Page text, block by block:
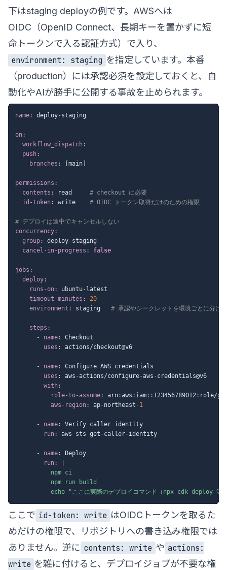
下はstaging deployの例です。AWSへは
OIDC（OpenID Connect、長期キーを置かずに短
命トークンで入る認証方式）で入り、
environment: staging を指定しています。本番
（production）には承認必須を設定しておくと、自
動化やAIが勝手に公開する事故を止められます。
name: deploy-staging
on:
workflow_dispatch:
push:
branches : main
permissions :
contents : read # checkout に必要
id-token: write # OIDC トークン取得だけのための権限
# デプロイは途中でキャンセルしない
concurrency:
group: deploy-staging
cancel-in-progress : false
jobs :
deploy:
runs-on: ubuntu- latest
timeout-minutes :
20
environment : staging # 承認やシークレットを環境ごとに分ける
steps :
-
name:
Checkout
uses : actions/checkout@v6
- name:
Configure AWS credentials
uses : aws -actions/configure-aws -credentials@v6
with:
role-to-assume: arn:aws : iam: : 123456789012: role/
aws-region: ap-northeast -1
- name:
Verify caller identity
run: aws sts get -caller-identity
- name:
Deploy
run:
          npm ci
          npm run build
echo "ここに実際のデプロイコマンド（npx cdk deploy 等
ここで id-token: write はOIDCトークンを取るた
めだけの権限で、リポジトリへの書き込み権限では
ありません。逆に contents: write や actions:
write を雑に付けると、デプロイジョブが不要な権